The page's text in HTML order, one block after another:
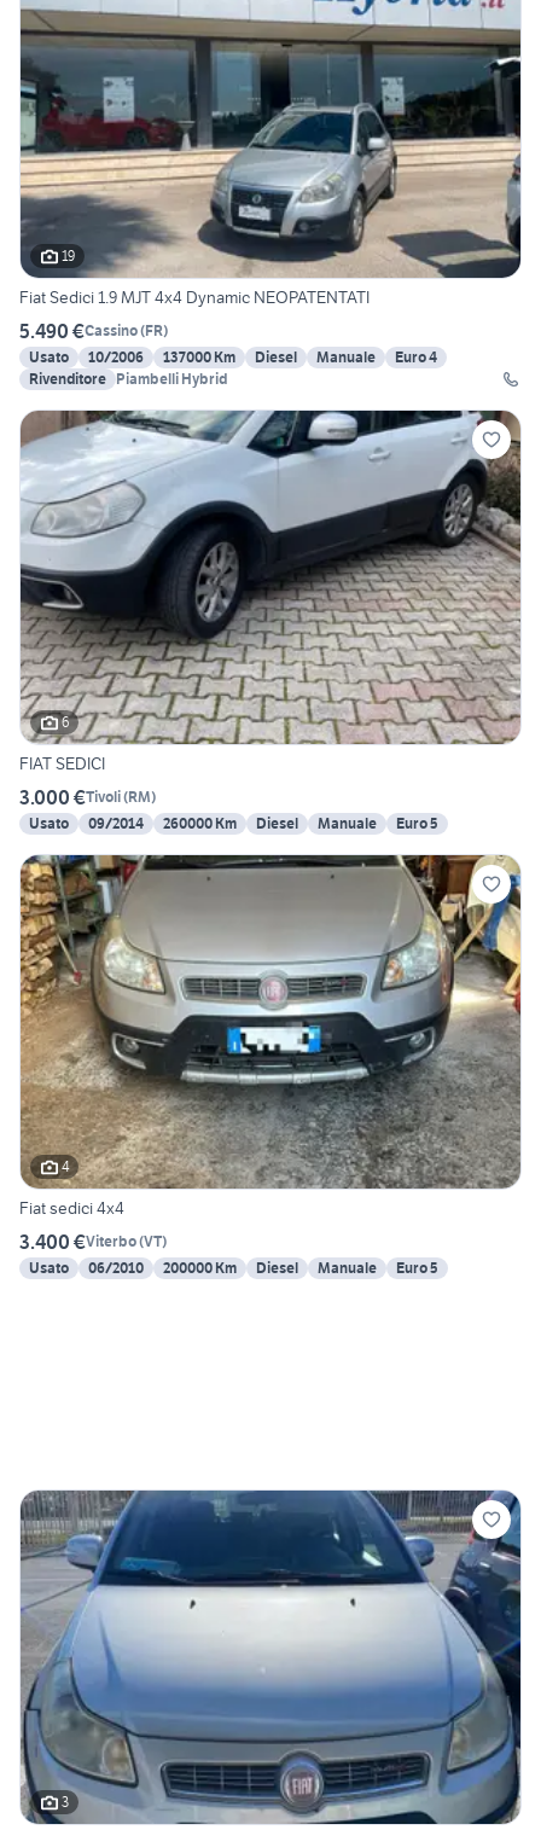
19
Fiat Sedici 1.9 MJT 4x4 Dynamic NEOPATENTATI
5.490 €Cassino(FR)
Usato
10/2006 137000 Km Diesel Manuale
Euro 4
Rivenditore Piambelli Hybrid
6
FIAT SEDICI
3.000 €Tivoli(RM)
Usato
09/2014 260000 Km Diesel Manuale Euro 5
4
Fiat sedici 4x4
3.400 €Viterbo(VT)
Usato
06/2010 200000 Km Diesel Manuale Euro 5
3